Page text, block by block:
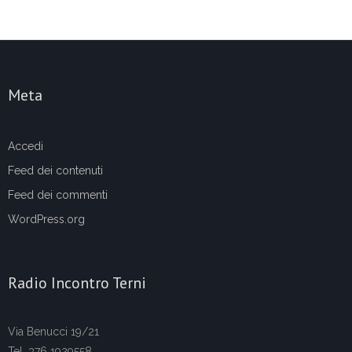
Meta
Accedi
Feed dei contenuti
Feed dei commenti
WordPress.org
Radio Incontro Terni
Via Benucci 19/21